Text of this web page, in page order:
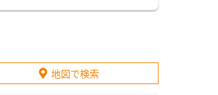
地図で検索